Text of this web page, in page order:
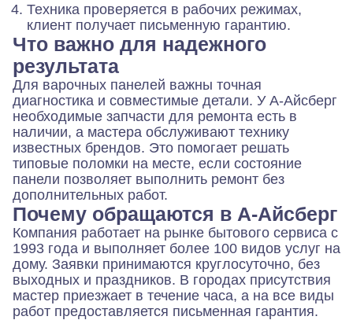
Техника проверяется в рабочих режимах,
клиент получает письменную гарантию.
Что важно для надежного
результата
Для варочных панелей важны точная
диагностика и совместимые детали. У А-Айсберг
необходимые запчасти для ремонта есть в
наличии, а мастера обслуживают технику
известных брендов. Это помогает решать
типовые поломки на месте, если состояние
панели позволяет выполнить ремонт без
дополнительных работ.
Почему обращаются в А-Айсберг
Компания работает на рынке бытового сервиса с
1993 года и выполняет более 100 видов услуг на
дому. Заявки принимаются круглосуточно, без
выходных и праздников. В городах присутствия
мастер приезжает в течение часа, а на все виды
работ предоставляется письменная гарантия.